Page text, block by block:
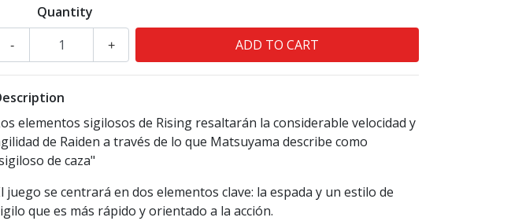
Quantity
+
-
elementos sigilosos de Rising resaltarán la considerable velocidad y
de Raiden a través de lo que Matsuyama describe como
de caza"
juego se centrará en dos elementos clave: la espada y un estilo de
que es más rápido y orientado a la acción.